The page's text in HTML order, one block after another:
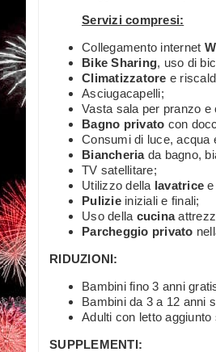
Servizi compresi:
Collegamento internet
Bike Sharing, uso di
Climatizzatore e
Asciugacapelli;
Vasta sala per pranzo e
Bagno privato con
Consumi di luce, acqua
Biancheriada bagno,
TV satellitare;
Utilizzo della lavatrice e
Pulizieiniziali e finali;
Uso della cucina
Parcheggio privato
RIDUZIONI:
Bambini fino 3 anni
Bambini da 3 a 12 anni
Adulti con letto aggiunto
SUPPLEMENTI: